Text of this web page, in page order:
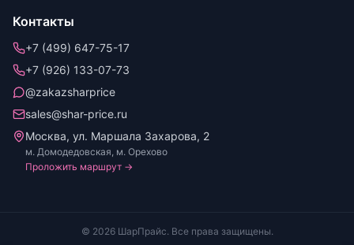
Контакты
+7 (499) 647-75-17
+7 (926) 133-07-73
@zakazsharprice
sales@shar-price.ru
Москва, ул. Маршала Захарова, 2
м. Домодедовская, м. Орехово
Проложить маршрут →
© 2026 ШарПрайс. Все права защищены.